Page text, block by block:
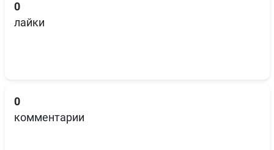
0
лайки
0
комментарии